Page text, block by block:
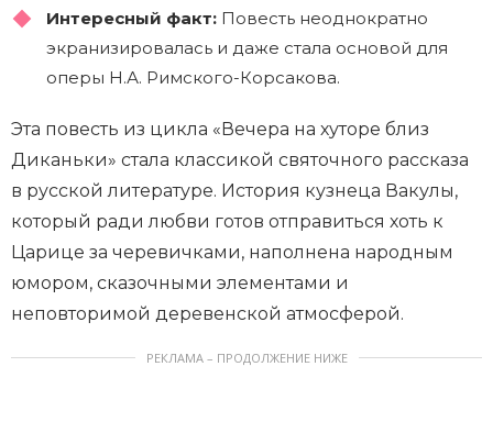
Интересный факт: Повесть неоднократно
экранизировалась и даже стала основой для
оперы Н.А. Римского-Корсакова.
Эта повесть из цикла «Вечера на хуторе близ
Диканьки» стала классикой святочного рассказа
в русской литературе. История кузнеца Вакулы,
который ради любви готов отправиться хоть к
Царице за черевичками, наполнена народным
юмором, сказочными элементами и
неповторимой деревенской атмосферой.
РЕКЛАМА – ПРОДОЛЖЕНИЕ НИЖЕ